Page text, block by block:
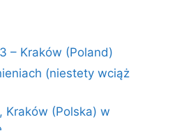
– Kraków (Poland)
(niestety wciąż
Kraków (Polska) w